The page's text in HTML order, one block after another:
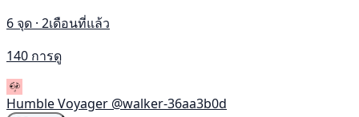
6 จุด · 2เดือนที่แล้ว
140 การดู
Humble Voyager @walker-36aa3b0d